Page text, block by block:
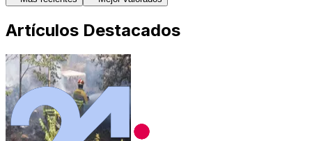
Artículos Destacados